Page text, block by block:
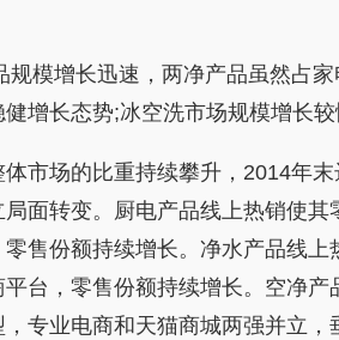
增长迅速，两净产品虽然占家
增长态势;冰空洗市场规模增长
场的比重持续攀升，2014年末
面转变。厨电产品线上热销使
售份额持续增长。净水产品线
台，零售份额持续增长。空净
专业电商和天猫商城两强并立，